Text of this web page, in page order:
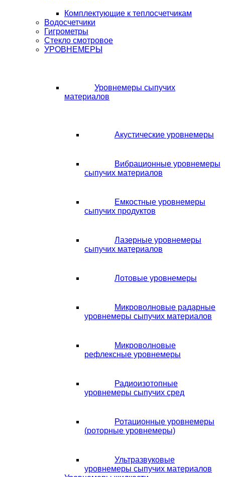
Комплектующие к теплосчетчикам
Водосчетчики
Гигрометры
Стекло смотровое
УРОВНЕМЕРЫ
Уровнемеры сыпучих
материалов
Акустические уровнемеры
Вибрационные уровнемеры
сыпучих материалов
Емкостные уровнемеры
сыпучих продуктов
Лазерные уровнемеры
сыпучих материалов
Лотовые уровнемеры
Микроволновые радарные
уровнемеры сыпучих материалов
Микроволновые
рефлексные уровнемеры
Радиоизотопные
уровнемеры сыпучих сред
Ротационные уровнемеры
(роторные уровнемеры)
Ультразвуковые
уровнемеры сыпучих материалов